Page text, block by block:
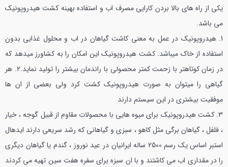
يكي از راه هاي بالا بردن كارايي مصرف اب و استفاده بهينه كشت هیدروپونیک
مي باشد.
1. هیدروپونیک در عمل به معني كاشت گياهان در اب و محلول غذايي بدون
استفاده از خاك ميباشد. كشت هیدروپونیک اين امكان را به كشاورز ميدهد كه
در زمان كوتاهتر با زحمت كمتر محصولي با راندمان بيشتر را توليد نمايد. 2. هر
گياهي را ميتوان به صورت هیدروپونیک كشت كرد ولي بعضي از ان ها
موفقيت بيشتري در اين سيستم دارند
3. كشت هیدروپونیک براي ميوه هايي با محصولات مقاوم از قبيل گوجه ، خيار
، فلفل ، گياهان برگي مثل كاهو ، سبزي و گياهاني كه رشد سريعي دارند ايدهال
است
بر اساس يك رسم 2500 ساله ايرانيان در عيد نوروز ، گندم يا گياهان ديگري
را در مقداري اب مي كاشتند و با ان سبزه براي سفره هفت سين تهيه مي كردند